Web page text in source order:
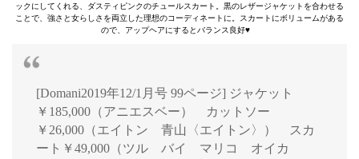
ックにしてくれる、ダスティピンクのチュールスカート。黒のレザージャケットを合わせる
ことで、強さと女らしさを両立した理想のコーディネートに。スカートにボリュームがある
ので、アップヘアにするとバランス良好♥
[Domani2019年12/1月号 99ページ] ジャケット
￥185,000（アニエスベー） カットソー
￥26,000（エイトン 青山〈エイトン〉） スカ
ート￥49,000（ツル バイ マリコ オイカ